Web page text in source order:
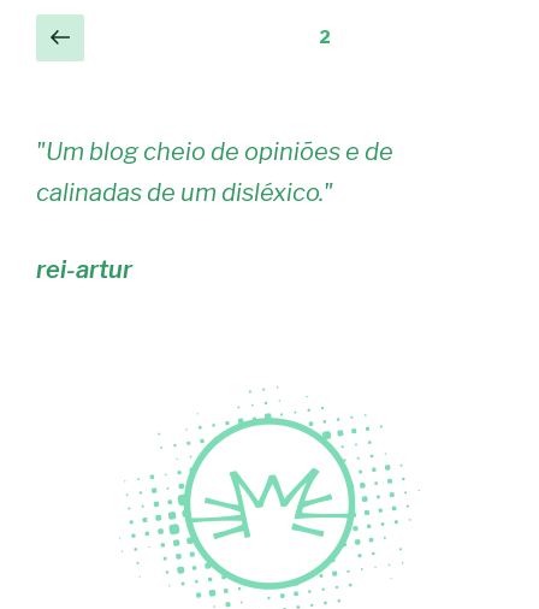
Navegação
de
Página
anterior
2
"Um blog cheio de opiniões e de
calinadas de um disléxico."
rei-artur